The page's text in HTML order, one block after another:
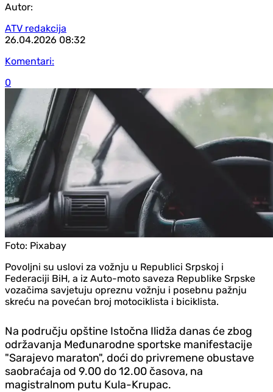
Autor:
ATV redakcija
26.04.2026 08:32
Komentari:
0
Foto: Pixabay
Povoljni su uslovi za vožnju u Republici Srpskoj i
Federaciji BiH, a iz Auto-moto saveza Republike Srpske
vozačima savjetuju opreznu vožnju i posebnu pažnju
skreću na povećan broj motociklista i biciklista.
Na području opštine Istočna Ilidža danas će zbog
održavanja Međunarodne sportske manifestacije
"Sarajevo maraton", doći do privremene obustave
saobraćaja od 9.00 do 12.00 časova, na
magistralnom putu Kula-Krupac.